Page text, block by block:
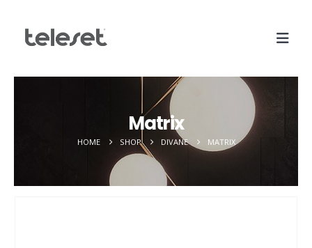
Matrix
HOME SHOP DIVANE MATRIX